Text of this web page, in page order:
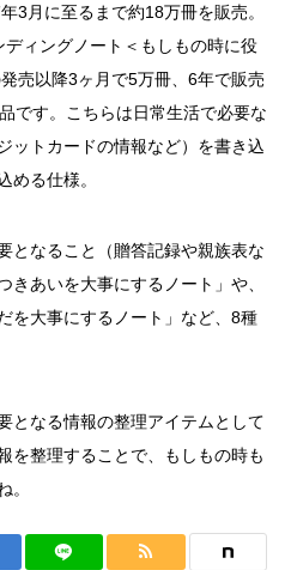
3月に至るまで約18万冊を販売。
ィングノート＜もしもの時に役
売以降3ヶ月で5万冊、6年で販売
です。こちらは日常生活で必要な
ットカードの情報など）を書き込
める仕様。
となること（贈答記録や親族表な
きあいを大事にするノート」や、
を大事にするノート」など、8種
となる情報の整理アイテムとして
を整理することで、もしもの時も
。